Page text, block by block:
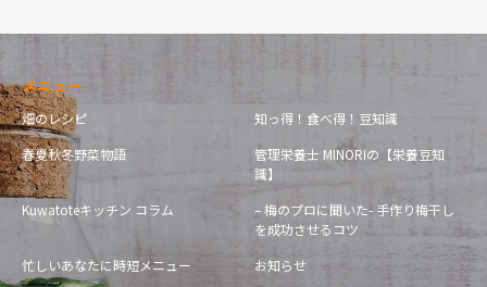
メニュー
畑のレシピ
知っ得！食べ得！豆知識
春夏秋冬野菜物語
管理栄養士 MINORIの【栄養豆知
識】
Kuwatoteキッチン コラム
– 梅のプロに聞いた- 手作り梅干し
を成功させるコツ
忙しいあなたに時短メニュー
お知らせ